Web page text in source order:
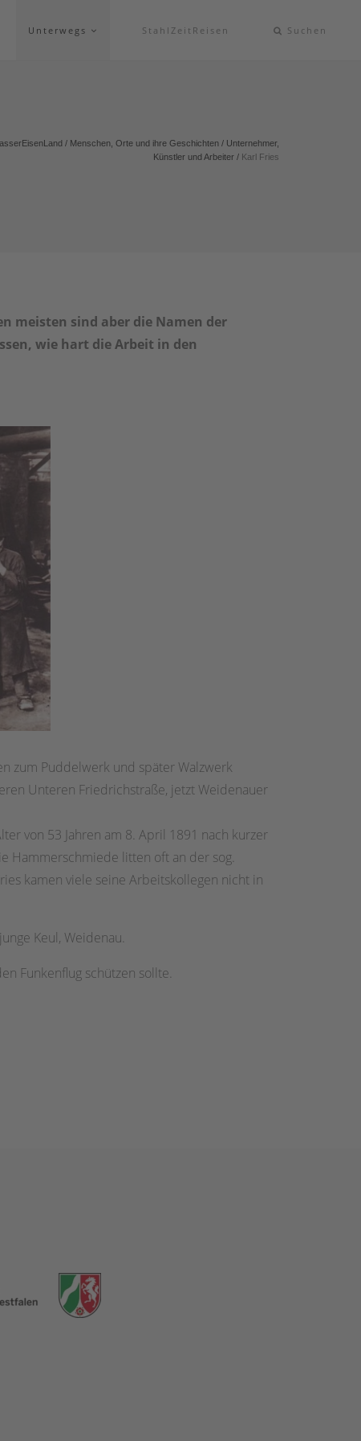
Unterwegs StahlZeitReisen Suchen
/ Menschen, Orte und ihre Geschichten / Unternehmer,
Künstler und Arbeiter / Karl Fries
meisten sind aber die Namen der
wie hart die Arbeit in den
zum Puddelwerk und später Walzwerk
Unteren Friedrichstraße, jetzt Weidenauer
von 53 Jahren am 8. April 1891 nach kurzer
Hammerschmiede litten oft an der sog.
kamen viele seine Arbeitskollegen nicht in
Keul, Weidenau.
Funkenflug schützen sollte.